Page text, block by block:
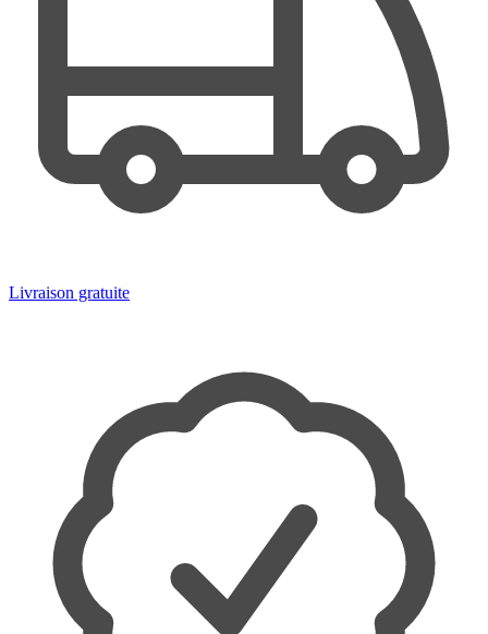
Livraison gratuite